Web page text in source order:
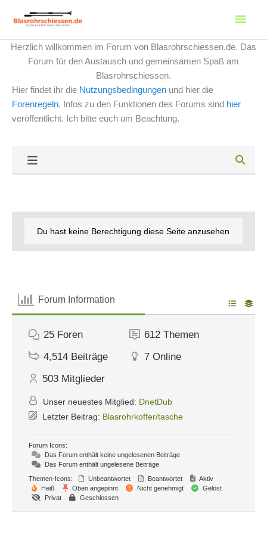
Inhalt
Herzlich willkommen im Forum von Blasrohrschiessen.de. Das
Forum für den Austausch und gemeinsamen Spaß am
Blasrohrschiessen.
Hier findet ihr die Nutzungsbedingungen und hier die
Forenregeln. Infos zu den Funktionen des Forums sind hier
veröffentlicht. Ich bitte euch um Beachtung.
Du hast keine Berechtigung diese Seite anzusehen
Forum Information
25 Foren 612 Themen
4,514 Beiträge 7 Online
503 Mitglieder
Unser neuestes Mitglied: DnetDub
Letzter Beitrag: Blasrohrkoffer/tasche
Forum Icons:
Das Forum enthält keine ungelesenen Beiträge
Das Forum enthält ungelesene Beiträge
Themen-Icons:
Unbeantwortet Beantwortet
Aktiv
Heiß
Oben angepinnt Nicht genehmigt
Gelöst
Privat
Geschlossen